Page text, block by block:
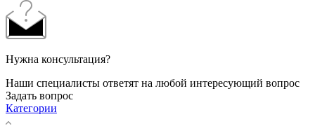
Нужна консультация?
Наши специалисты ответят на любой интересующий вопрос
Задать вопрос
Категории